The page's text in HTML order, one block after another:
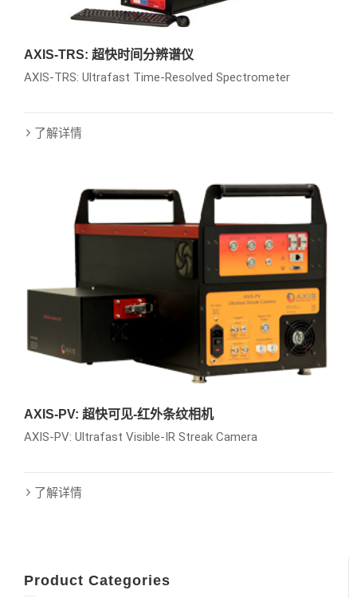
AXIS-TRS: 超快时间分辨谱仪
AXIS-TRS: Ultrafast Time-Resolved Spectrometer
了解详情
AXIS-PV: 超快可见-红外条纹相机
AXIS-PV: Ultrafast Visible-IR Streak Camera
了解详情
Product Categories